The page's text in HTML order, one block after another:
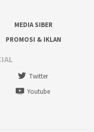
MEDIA SIBER
PROMOSI & IKLAN
Twitter
Youtube